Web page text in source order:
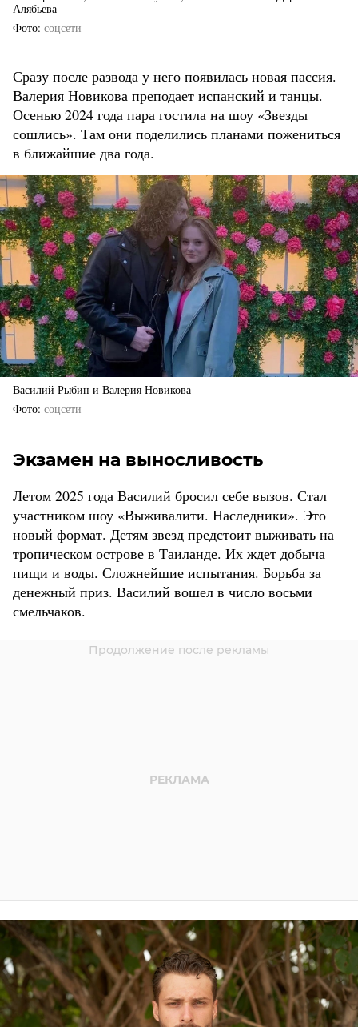
Алябьева
Фото соцсети
Сразу после развода у него появилась новая пассия.
Валерия Новикова преподает испанский и танцы.
Осенью 2024 года пара гостила на шоу «Звезды
сошлись». Там они поделились планами пожениться
в ближайшие два года.
Василий Рыбин и Валерия Новикова
Фото соцсети
Экзамен на выносливость
Летом 2025 года Василий бросил себе вызов. Стал
участником шоу «Выживалити. Наследники». Это
новый формат. Детям звезд предстоит выживать на
тропическом острове в Таиланде. Их ждет добыча
пищи и воды. Сложнейшие испытания. Борьба за
денежный приз. Василий вошел в число восьми
смельчаков.